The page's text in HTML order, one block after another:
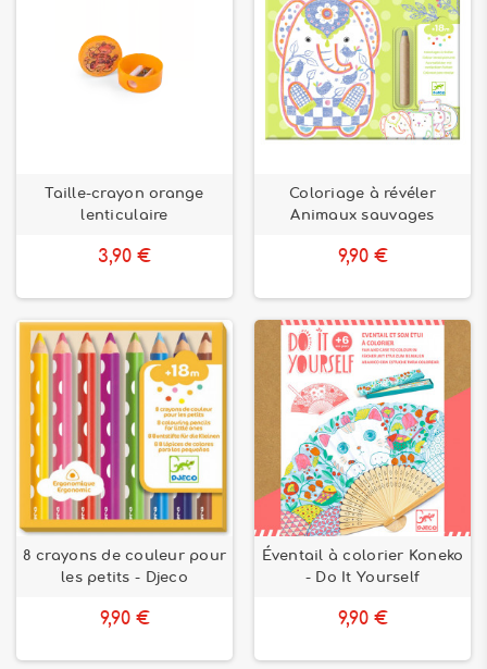
Taille-crayon orange
lenticulaire
3,90 €
Coloriage à révéler
Animaux sauvages
9,90 €
8 crayons de couleur pour
les petits - Djeco
9,90 €
Éventail à colorier Koneko
- Do It Yourself
9,90 €